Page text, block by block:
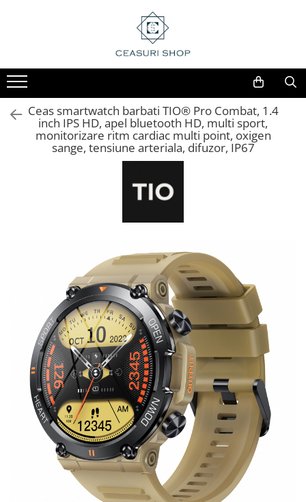
Ceas smartwatch barbati TIO® Pro Combat, 1.4
inch IPS HD, apel bluetooth HD, multi sport,
monitorizare ritm cardiac multi point, oxigen
sange, tensiune arteriala, difuzor, IP67